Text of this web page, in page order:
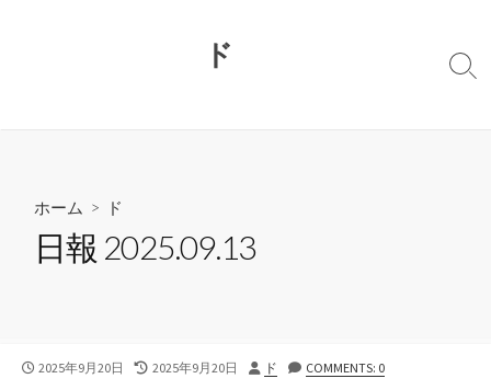
ド
検
ホーム > ド
日報 2025.09.13
公
2025年9月20日
最
2025年9月20日
投
ド COMMENTS: 0